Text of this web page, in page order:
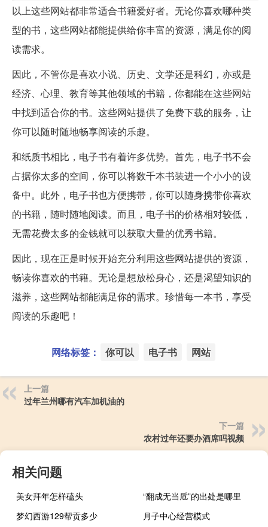
以上这些网站都非常适合书籍爱好者。无论你喜欢哪种类
型的书，这些网站都能提供给你丰富的资源，满足你的阅
读需求。
因此，不管你是喜欢小说、历史、文学还是科幻，亦或是
经济、心理、教育等其他领域的书籍，你都能在这些网站
中找到适合你的书。这些网站提供了免费下载的服务，让
你可以随时随地畅享阅读的乐趣。
和纸质书相比，电子书有着许多优势。首先，电子书不会
占据你太多的空间，你可以将数千本书装进一个小小的设
备中。此外，电子书也方便携带，你可以随身携带你喜欢
的书籍，随时随地阅读。而且，电子书的价格相对较低，
无需花费太多的金钱就可以获取大量的优秀书籍。
因此，现在正是时候开始充分利用这些网站提供的资源，
畅读你喜欢的书籍。无论是想放松身心，还是渴望知识的
滋养，这些网站都能满足你的需求。珍惜每一本书，享受
阅读的乐趣吧！
网络标签： 你可以 电子书 网站
上一篇
过年兰州哪有汽车加机油的
下一篇
农村过年还要办酒席吗视频
相关问题
美女拜年怎样磕头
“翻成无当卮”的出处是哪里
梦幻西游129帮贡多少
月子中心经营模式